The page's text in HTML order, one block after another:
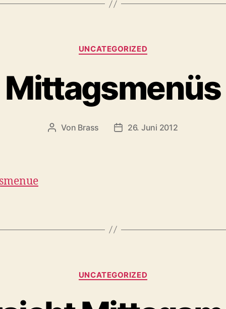
UNCATEGORIZED
Mittagsmenüs
Von Brass 26. Juni 2012
UNCATEGORIZED